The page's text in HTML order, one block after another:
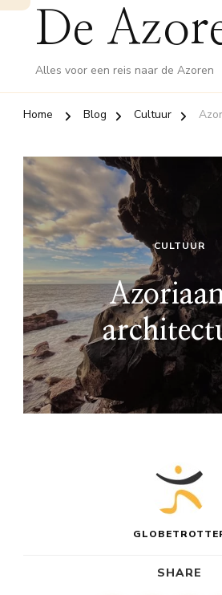
De
Alles voor een reis naar de Azoren
Home Blog Cultuur
CULTUUR
SHARE